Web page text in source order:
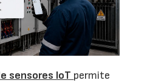
sensores IoT permite